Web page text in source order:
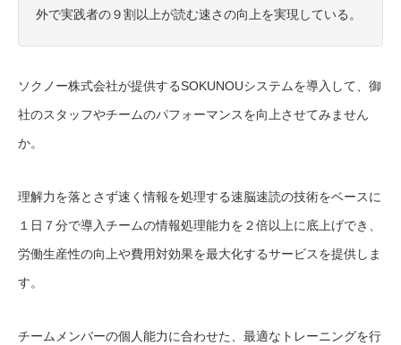
外で実践者の９割以上が読む速さの向上を実現している。
ソクノー株式会社が提供するSOKUNOUシステムを導入して、御
社のスタッフやチームのパフォーマンスを向上させてみません
か。
理解力を落とさず速く情報を処理する速脳速読の技術をベースに
１日７分で導入チームの情報処理能力を２倍以上に底上げでき、
労働生産性の向上や費用対効果を最大化するサービスを提供しま
す。
チームメンバーの個人能力に合わせた、最適なトレーニングを行